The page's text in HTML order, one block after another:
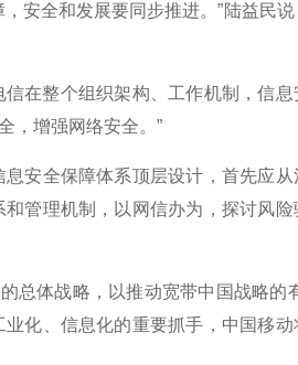
全和发展要同步推进。”陆益民说
在整个组织架构、工作机制，信息
，增强网络安全。”
安全保障体系顶层设计，首先应从
管理机制，以网信办为，探讨风险
体战略，以推动宽带中国战略的
化、信息化的重要抓手，中国移动